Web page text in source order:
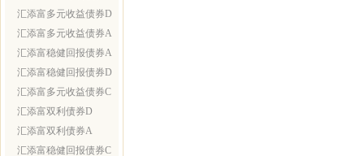
汇添富多元收益债券D
汇添富多元收益债券A
汇添富稳健回报债券A
汇添富稳健回报债券D
汇添富多元收益债券C
汇添富双利债券D
汇添富双利债券A
汇添富稳健回报债券C